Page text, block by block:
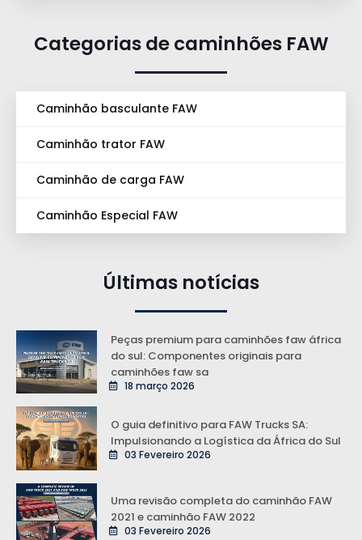
Categorias de caminhões FAW
Caminhão basculante FAW
Caminhão trator FAW
Caminhão de carga FAW
Caminhão Especial FAW
Últimas notícias
Peças premium para caminhões faw áfrica
do sul: Componentes originais para
caminhões faw sa
18 março 2026
O guia definitivo para FAW Trucks SA:
Impulsionando a Logística da África do Sul
03 Fevereiro 2026
Uma revisão completa do caminhão FAW
2021 e caminhão FAW 2022
03 Fevereiro 2026